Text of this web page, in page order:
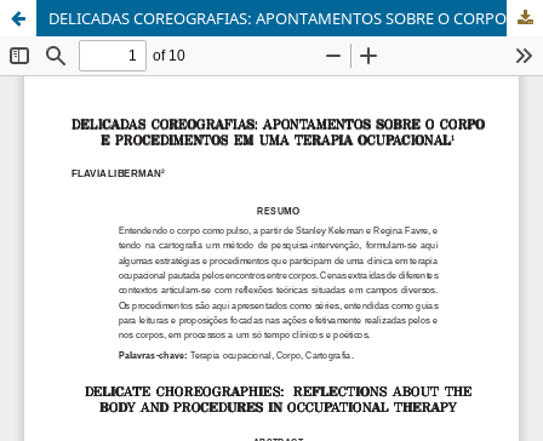
DELICADAS COREOGRAFIAS: APONTAMENTOS SOBRE O CORPO E PROCEDIMENTOS EM UMA TERAPIA OCUPACIONAL